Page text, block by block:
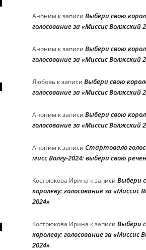
Аноним к записи Выбери свою
голосование за «Миссис Волжский
Аноним к записи Выбери свою
голосование за «Миссис Волжский
Любовь к записи Выбери свою
голосование за «Миссис Волжский
Аноним к записи Выбери свою
голосование за «Миссис Волжский
Аноним к записи Стартовало
мисс Волгу-2024: выбери свою
Кострюкова Ирина к записи Выбери
королеву: голосование за «Миссис
2024»
Кострюкова Ирина к записи Выбери
королеву: голосование за «Миссис
2024»